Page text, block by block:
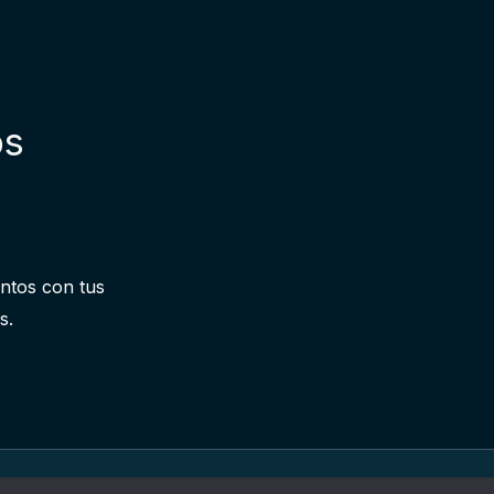
con tus